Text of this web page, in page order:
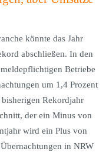
könnte das Jahr
abschließen. In den
Betriebe
um 1,4 Prozent
Rekordjahr
der ein Minus von
wird ein Plus von
in NRW